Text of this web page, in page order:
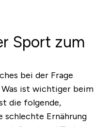
Sport zum
bei der Frage
Was ist wichtiger beim
die folgende,
Ernährung